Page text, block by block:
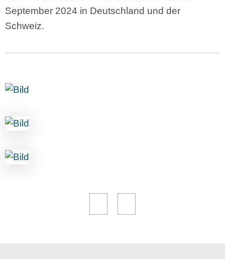
September 2024 in Deutschland und der
Schweiz.